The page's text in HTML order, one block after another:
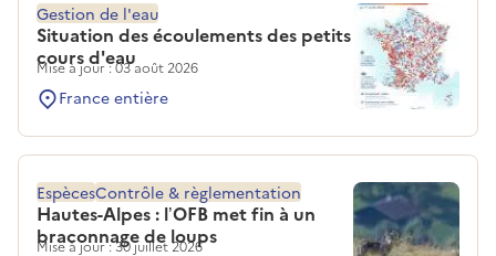
Situation des écoulements des petits
cours d'eau
Gestion de l'eau
Mise à jour : 03 août 2026
France entière
Hautes-Alpes : l’OFB met fin à un
braconnage de loups
EspècesContrôle & règlementation
Mise à jour : 30 juillet 2026